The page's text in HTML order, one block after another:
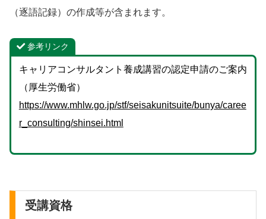
（逐語記録）の作成等が含まれます。
参考リンク
キャリアコンサルタント養成講習の認定申請のご案内
（厚生労働省）
https://www.mhlw.go.jp/stf/seisakunitsuite/bunya/caree
r_consulting/shinsei.html
受講資格